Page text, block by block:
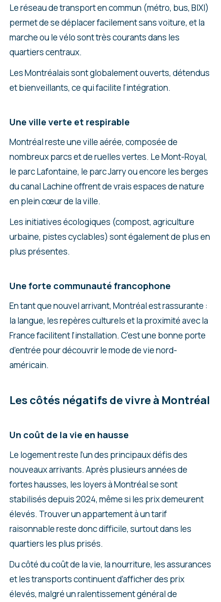
Le réseau de transport en commun (métro, bus, BIXI)
permet de se déplacer facilement sans voiture, et la
marche ou le vélo sont très courants dans les
quartiers centraux.
Les Montréalais sont globalement ouverts, détendus
et bienveillants, ce qui facilite l’intégration.
Une ville verte et respirable
Montréal reste une ville aérée, composée de
nombreux parcs et de ruelles vertes. Le Mont-Royal,
le parc Lafontaine, le parc Jarry ou encore les berges
du canal Lachine offrent de vrais espaces de nature
en plein cœur de la ville.
Les initiatives écologiques (compost, agriculture
urbaine, pistes cyclables) sont également de plus en
plus présentes.
Une forte communauté francophone
En tant que nouvel arrivant, Montréal est rassurante :
la langue, les repères culturels et la proximité avec la
France facilitent l’installation. C’est une bonne porte
d’entrée pour découvrir le mode de vie nord-
américain.
Les côtés négatifs de vivre à Montréal
Un coût de la vie en hausse
Le logement reste l’un des principaux défis des
nouveaux arrivants. Après plusieurs années de
fortes hausses, les loyers à Montréal se sont
stabilisés depuis 2024, même si les prix demeurent
élevés. Trouver un appartement à un tarif
raisonnable reste donc difficile, surtout dans les
quartiers les plus prisés.
Du côté du coût de la vie, la nourriture, les assurances
et les transports continuent d’afficher des prix
élevés, malgré un ralentissement général de